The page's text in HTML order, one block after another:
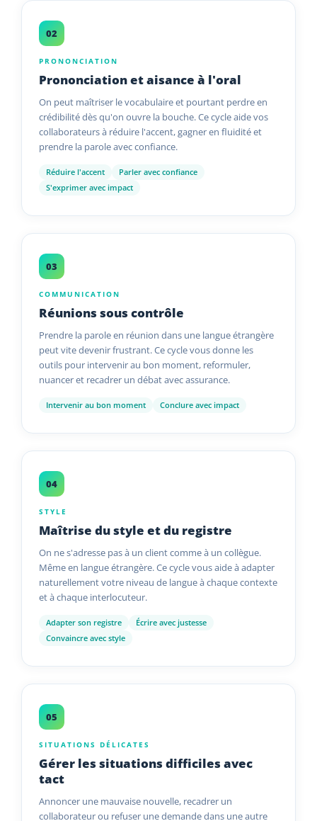
02
PRONONCIATION
Prononciation et aisance à l'oral
On peut maîtriser le vocabulaire et pourtant perdre en
crédibilité dès qu'on ouvre la bouche. Ce cycle aide vos
collaborateurs à réduire l'accent, gagner en fluidité et
prendre la parole avec confiance.
Réduire l'accent
Parler avec confiance
S'exprimer avec impact
03
COMMUNICATION
Réunions sous contrôle
Prendre la parole en réunion dans une langue étrangère
peut vite devenir frustrant. Ce cycle vous donne les
outils pour intervenir au bon moment, reformuler,
nuancer et recadrer un débat avec assurance.
Intervenir au bon moment Conclure avec impact
04
STYLE
Maîtrise du style et du registre
On ne s'adresse pas à un client comme à un collègue.
Même en langue étrangère. Ce cycle vous aide à adapter
naturellement votre niveau de langue à chaque contexte
et à chaque interlocuteur.
Adapter son registre
Écrire avec justesse
Convaincre avec style
05
SITUATIONS DÉLICATES
Gérer les situations difficiles avec
tact
Annoncer une mauvaise nouvelle, recadrer un
collaborateur ou refuser une demande dans une autre